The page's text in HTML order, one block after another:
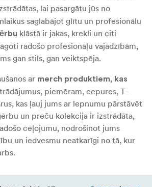
lai pasargātu jūs no
saglabājot glītu un profesionālu
klāstā ir jakas, krekli un citi
radošo profesionāļu vajadzībām,
gan stils, gan veiktspēja.
ar merch produktiem, kas
piemēram, cepures, T-
kas ļauj jums ar lepnumu pārstāvēt
un preču kolekcija ir izstrādāta,
ceļojumu, nodrošinot jums
un iedvesmu neatkarīgi no tā, kur